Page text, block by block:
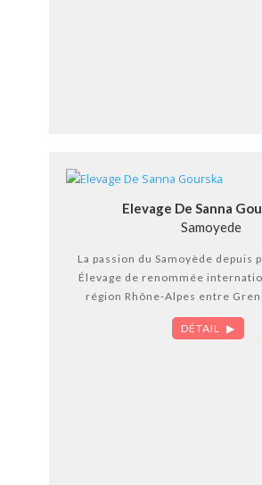
Elevage De Sanna
Samoyede
La passion du Samoyède depuis
Élevage de renommée
région Rhône-Alpes entre
reproducteurs Multi Champions
sur des critères de beauté, de
DÉTAIL